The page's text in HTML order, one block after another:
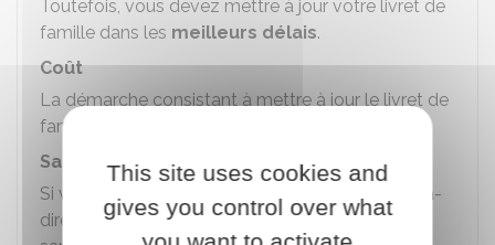
Toutefois, vous devez mettre à jour votre livret de
famille dans les meilleurs délais.
Coût
La démarche consistant à mettre à jour le livret de
famille est
Sanctions
Si vous utilisez un livret de famille falsifié (c'est-à-
dire faux) ou non mis à jour, vous pouvez être
This site uses cookies and
gives you control over what